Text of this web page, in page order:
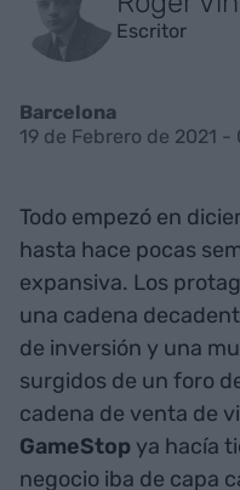
Escritor
Barcelona
19 de Febrero de 2021 -
Todo empezó en
hasta hace pocas
expansiva. Los
una cadena
de inversión y una
surgidos de un foro
cadena de venta de
GameStop ya hacía
negocio iba de capa